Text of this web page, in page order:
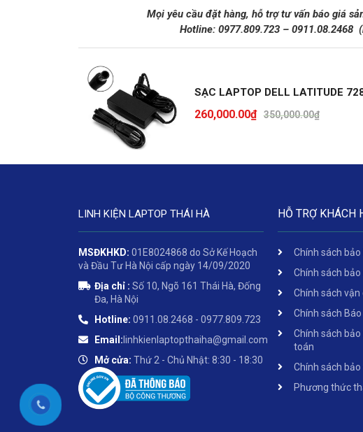
Mọi yêu cầu đặt hàng, hỗ trợ tư vấn báo giá
Hotline: 0977.809.723– 0911.08.2468
SẠC LAPTOP DELL LATITUDE
350,000.00₫
260,000.00₫
LINH KIỆN LAPTOP THÁI HÀ
MSĐKHKD: 01E8024868 do Sở Kế Hoạch
và Đầu Tư Hà Nội cấp ngày 14/09/2020
Địa chỉ : Số 10, Ngõ 161 Thái Hà, Đống
Đa, Hà Nội
Hotline: 0911.08.2468 - 0977.809.723
Email: linhkienlaptopthaiha@gmail.com
Mở cửa: Thứ 2 - Chủ Nhật: 8:30 - 18:30
HỖ TRỢ KHÁCH
Chính sách bảo
Chính sách
Chính sách vận
Chính sách Báo
Chính sách
toán
Chính sách
Phương thức